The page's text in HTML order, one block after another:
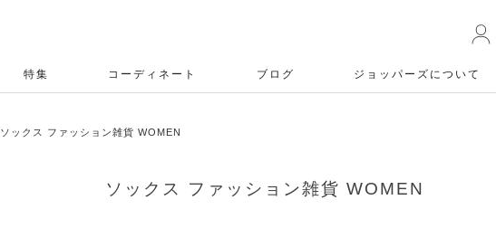
特集 コーディネート ブログ ジョッパーズについて
ソックス ファッション雑貨 WOMEN
ソックス ファッション雑貨 WOMEN